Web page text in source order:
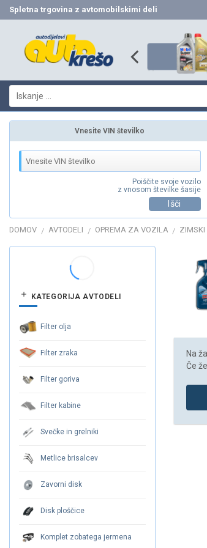
Skip
content
Spletna trgovina z avtomobilskimi deli
Išči:
Vnesite VIN številko
Poiščite svoje vozilo
z vnosom številke šasije
Išči
DOMOV / AVTODELI / OPREMA ZA VOZILA / ZIMSKI
KATEGORIJA AVTODELI
Filter olja
Filter zraka
Filter goriva
Filter kabine
Svečke in grelniki
Metlice brisalcev
Zavorni disk
Disk ploščice
Komplet zobatega jermena
Na
Če